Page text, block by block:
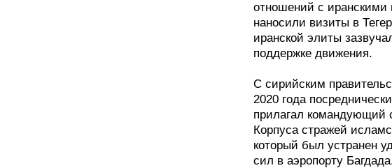
отношений с
наносили визиты в
иранской элиты
поддержке движения.
С сирийским
2020 года
прилагал командующий
Корпуса стражей
который был устранен
сил в аэропорту